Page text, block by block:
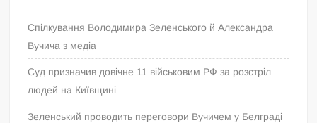
Спілкування Володимира Зеленського й Александра
Вучича з медіа
Суд призначив довічне 11 військовим РФ за розстріл
людей на Київщині
Зеленський проводить переговори Вучичем у Белграді